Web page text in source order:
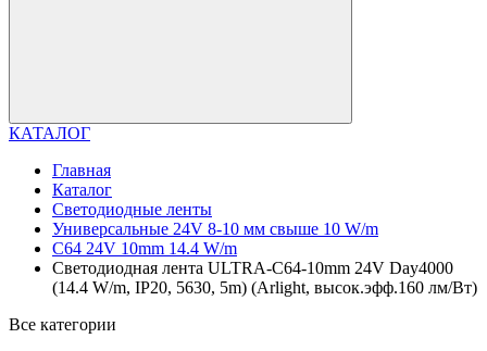
КАТАЛОГ
Главная
Каталог
Светодиодные ленты
Универсальные 24V 8-10 мм свыше 10 W/m
C64 24V 10mm 14.4 W/m
Светодиодная лента ULTRA-C64-10mm 24V Day4000
(14.4 W/m, IP20, 5630, 5m) (Arlight, высок.эфф.160 лм/Вт)
Все категории